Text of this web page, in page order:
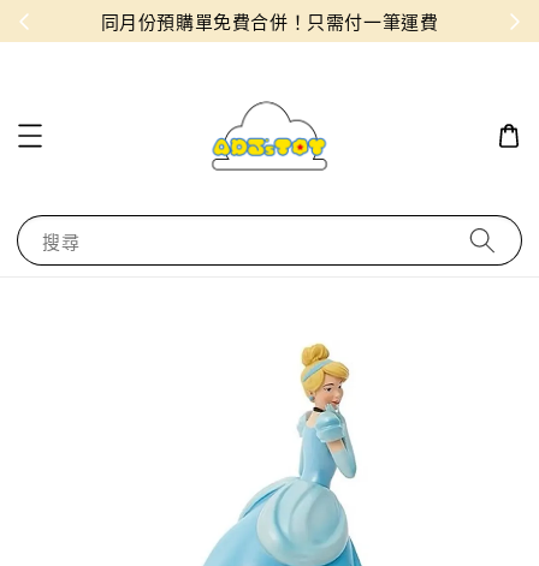
！ 同月份預購單免費合併！只需付一筆運費
搜尋